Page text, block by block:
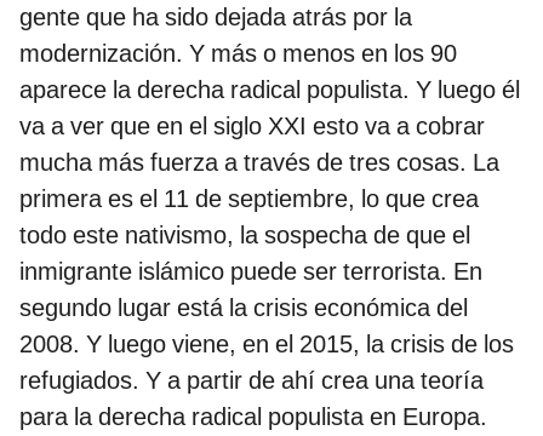
gente que ha sido dejada atrás por la
modernización. Y más o menos en los 90
aparece la derecha radical populista. Y luego él
va a ver que en el siglo XXI esto va a cobrar
mucha más fuerza a través de tres cosas. La
primera es el 11 de septiembre, lo que crea
todo este nativismo, la sospecha de que el
inmigrante islámico puede ser terrorista. En
segundo lugar está la crisis económica del
2008. Y luego viene, en el 2015, la crisis de los
refugiados. Y a partir de ahí crea una teoría
para la derecha radical populista en Europa.